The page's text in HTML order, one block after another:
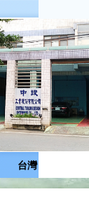
台灣